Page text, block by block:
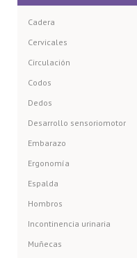
Cadera
Cervicales
Circulación
Codos
Dedos
Desarrollo sensoriomotor
Embarazo
Ergonomía
Espalda
Hombros
Incontinencia urinaria
Muñecas